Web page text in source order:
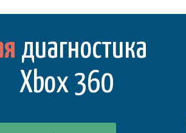
диагностика
Xbox 360